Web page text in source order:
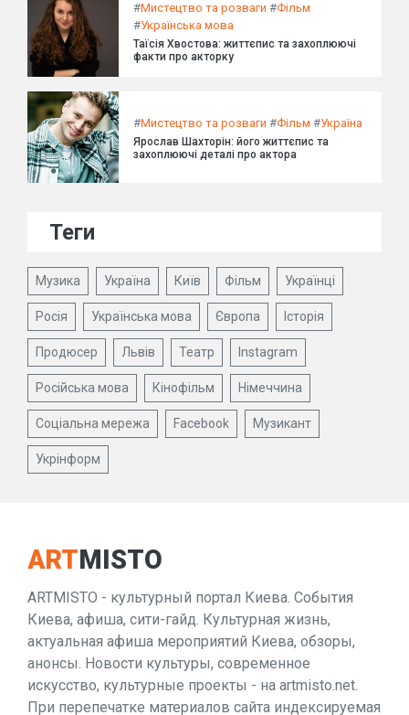
#Мистецтво та розваги #Фільм
#Українська мова
Таїсія Хвостова: життєпис та захоплюючі
факти про акторку
#Мистецтво та розваги #Фільм #Україна
Ярослав Шахторін: його життєпис та
захоплюючі деталі про актора
Теги
Музика Україна Київ Фільм Українці
Росія Українська мова Європа Історія
Продюсер Львів Театр Instagram
Російська мова Кінофільм Німеччина
Соціальна мережа Facebook Музикант
Укрінформ
ARTMISTO
ARTMISTO - культурный портал Киева. События
Киева, афиша, сити-гайд. Культурная жизнь,
актуальная афиша мероприятий Киева, обзоры,
анонсы. Новости культуры, современное
искусство, культурные проекты - на artmisto.net.
При перепечатке материалов сайта индексируемая